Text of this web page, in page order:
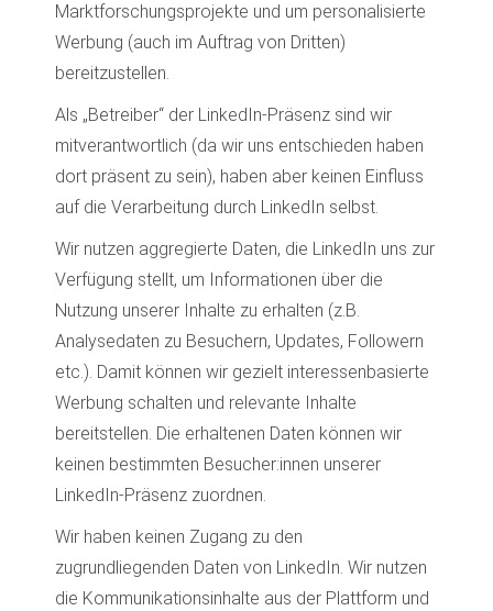
Marktforschungsprojekte und um personalisierte
Werbung (auch im Auftrag von Dritten)
bereitzustellen.
Als „Betreiber“ der LinkedIn-Präsenz sind wir
mitverantwortlich (da wir uns entschieden haben
dort präsent zu sein), haben aber keinen Einfluss
auf die Verarbeitung durch LinkedIn selbst.
Wir nutzen aggregierte Daten, die LinkedIn uns zur
Verfügung stellt, um Informationen über die
Nutzung unserer Inhalte zu erhalten (z.B.
Analysedaten zu Besuchern, Updates, Followern
etc.). Damit können wir gezielt interessenbasierte
Werbung schalten und relevante Inhalte
bereitstellen. Die erhaltenen Daten können wir
keinen bestimmten Besucher:innen unserer
LinkedIn-Präsenz zuordnen.
Wir haben keinen Zugang zu den
zugrundliegenden Daten von LinkedIn. Wir nutzen
die Kommunikationsinhalte aus der Plattform und